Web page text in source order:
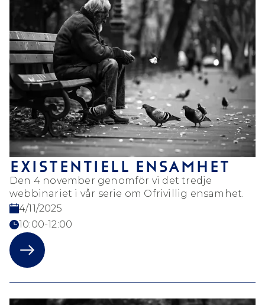
EXISTENTIELL ENSAMHET
Den 4 november genomför vi det tredje
webbinariet i vår serie om Ofrivillig ensamhet.
4/11/2025
10:00-12:00